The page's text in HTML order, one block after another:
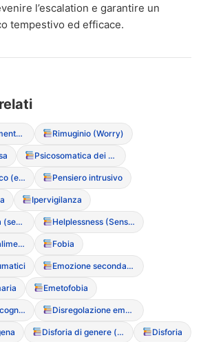
l’escalation e garantire un
tempestivo ed efficace.
Ruminazione mentale (Rumination) Rimuginio (Worry)
Psicosomatica dei disturbi alimentari
Pensiero magico (es: “se mangio questo, succeder? una catastrofe”) Pensiero intrusivo
Ipervigilanza
Inadeguatezza (sentimento di) Helplessness (Senso di impotenza appresa)
Fobia sociale alimentare Fobia
Emozione secondaria
Emetofobia
Dissociazione cognitiva Disregolazione emotiva
Disforia di genere (correlazione con DCA) Disforia